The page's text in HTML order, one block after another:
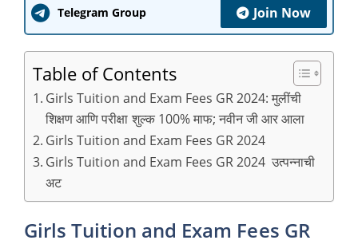
Telegram Group Join Now
Table of Contents
Girls Tuition and Exam Fees GR 2024: मुलींची
शिक्षण आणि परीक्षा शुल्क 100% माफ; नवीन जी आर आला
Girls Tuition and Exam Fees GR 2024
Girls Tuition and Exam Fees GR 2024 उत्पन्नाची
अट
Girls Tuition and Exam Fees GR